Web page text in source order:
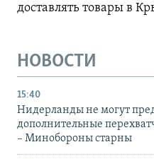
доставлять товары в
НОВОСТИ
15:40
Нидерланды не могут
дополнительные
– Минобороны старны